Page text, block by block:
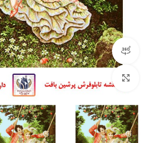
مشاهده 360 درجه